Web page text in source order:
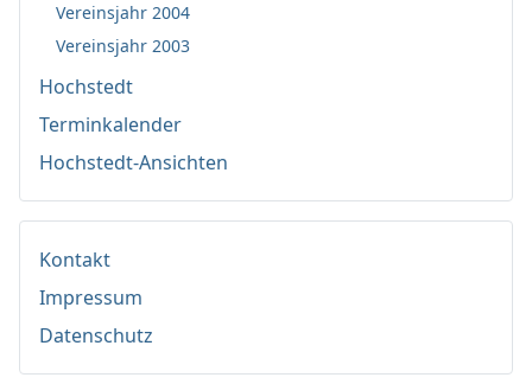
Vereinsjahr 2004
Vereinsjahr 2003
Hochstedt
Terminkalender
Hochstedt-Ansichten
Kontakt
Impressum
Datenschutz